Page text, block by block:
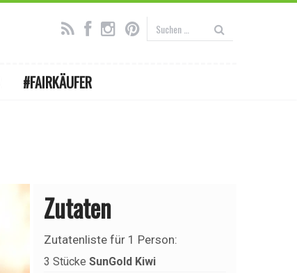
#FAIRKÄUFER
Zutaten
Zutatenliste für 1 Person:
3 Stücke SunGold Kiwi